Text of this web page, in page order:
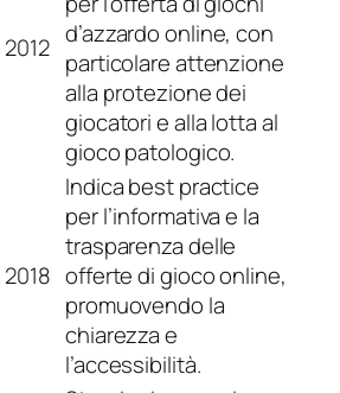
2012 d’azzardo online, con
particolare attenzione
alla protezione dei
giocatori e alla lotta al
gioco patologico.
2018
Indica best practice
per l’informativa e la
trasparenza delle
offerte di gioco online,
promuovendo la
chiarezza e
l’accessibilità.